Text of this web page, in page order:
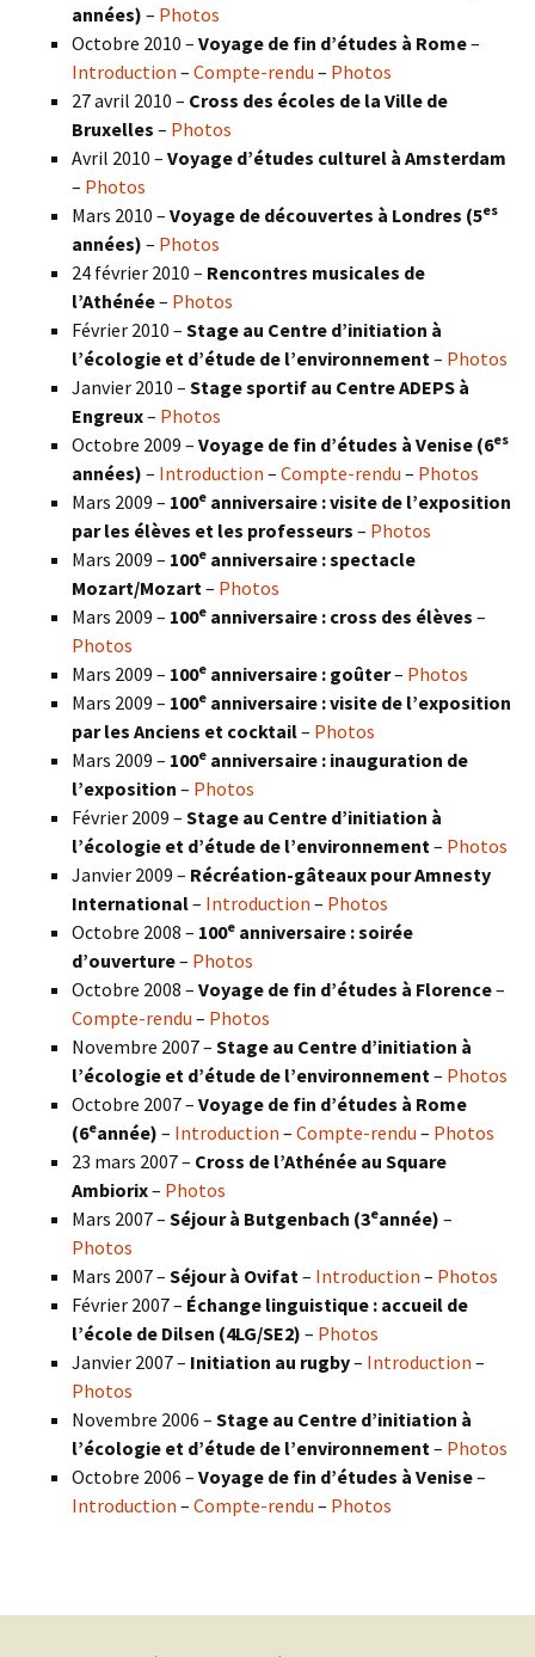
années) – Photos
Octobre 2010 – Voyage de fin d’études à Rome–
Introduction – Compte-rendu – Photos
27 avril 2010 – Cross des écoles de la Ville de
Bruxelles – Photos
Avril 2010 – Voyage d’études culturel à Amsterdam
– Photos
Mars 2010 – Voyage de découvertes à Londres (5es
années) – Photos
24 février 2010 – Rencontres musicales de
l’Athénée– Photos
Février 2010 – Stage au Centre d’initiation à
l’écologie et d’étude de l’environnement – Photos
Janvier 2010 – Stage sportif au Centre ADEPS à
Engreux– Photos
Octobre 2009 – Voyage de fin d’études à Venise (6es
années) – Introduction – Compte-rendu – Photos
Mars 2009 – 100e anniversaire : visite de l’exposition
par les élèves et les professeurs – Photos
Mars 2009 – 100e anniversaire : spectacle
Mozart/Mozart – Photos
Mars 2009 – 100e anniversaire : cross des élèves –
Photos
Mars 2009 – 100e anniversaire : goûter– Photos
Mars 2009 – 100e anniversaire : visite de l’exposition
par les Anciens et cocktail– Photos
Mars 2009 – 100e anniversaire : inauguration de
l’exposition – Photos
Février 2009 – Stage au Centre d’initiation à
l’écologie et d’étude de l’environnement – Photos
Janvier 2009 – Récréation-gâteaux pour Amnesty
International– Introduction – Photos
Octobre 2008 – 100e anniversaire : soirée
d’ouverture– Photos
Octobre 2008 – Voyage de fin d’études à Florence–
Compte-rendu – Photos
Novembre 2007 – Stage au Centre d’initiation à
l’écologie et d’étude de l’environnement – Photos
Octobre 2007 – Voyage de fin d’études à Rome
(6eannée) – Introduction – Compte-rendu – Photos
23 mars 2007 – Cross de l’Athénée au Square
Ambiorix– Photos
Mars 2007 – Séjour à Butgenbach (3eannée) –
Photos
Mars 2007 – Séjour à Ovifat – Introduction – Photos
Février 2007 – Échange linguistique : accueil de
l’école de Dilsen (4LG/SE2) – Photos
Janvier 2007 – Initiation au rugby– Introduction –
Photos
Novembre 2006 – Stage au Centre d’initiation à
l’écologie et d’étude de l’environnement – Photos
Octobre 2006 – Voyage de fin d’études à Venise–
Introduction – Compte-rendu – Photos